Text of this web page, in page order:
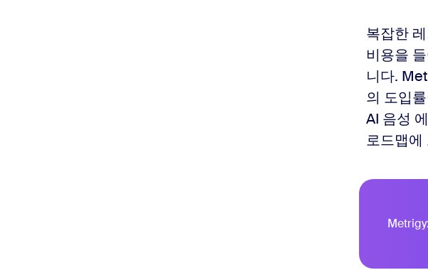
복잡한
비용을
니다.
의 도입
AI 음성
로드맵에